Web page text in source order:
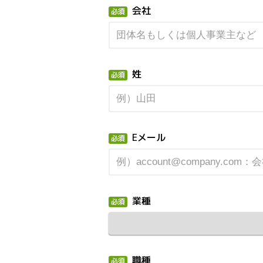
会社
姓
Eメール
業種
職種